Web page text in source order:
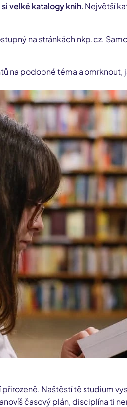
velké katalogy knih. Největší
na stránkách nkp.cz.
na podobné téma a
Naštěstí tě studium
časový plán, disciplína ti